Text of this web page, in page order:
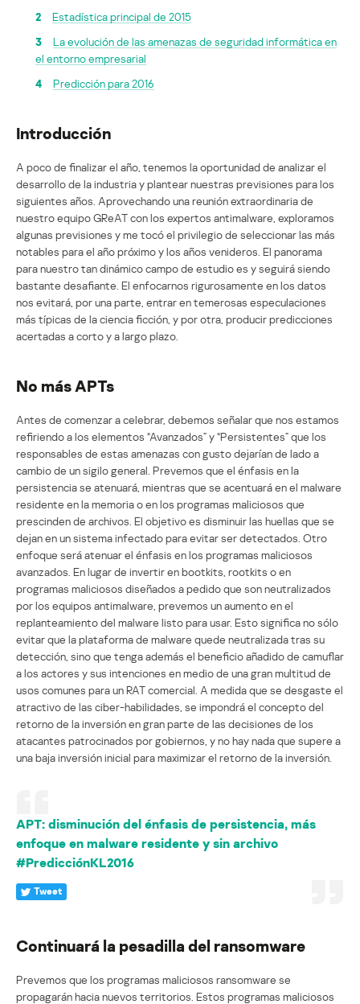
2
Estadística principal de 2015
3
La evolución de las amenazas de seguridad informática en
el entorno empresarial
4
Predicción para 2016
Introducción
A poco de finalizar el año, tenemos la oportunidad de analizar el
desarrollo de la industria y plantear nuestras previsiones para los
siguientes años. Aprovechando una reunión extraordinaria de
nuestro equipo GReAT con los expertos antimalware, exploramos
algunas previsiones y me tocó el privilegio de seleccionar las más
notables para el año próximo y los años venideros. El panorama
para nuestro tan dinámico campo de estudio es y seguirá siendo
bastante desafiante. El enfocarnos rigurosamente en los datos
nos evitará, por una parte, entrar en temerosas especulaciones
más típicas de la ciencia ficción, y por otra, producir predicciones
acertadas a corto y a largo plazo.
No más APTs
Antes de comenzar a celebrar, debemos señalar que nos estamos
refiriendo a los elementos “Avanzados” y “Persistentes” que los
responsables de estas amenazas con gusto dejarían de lado a
cambio de un sigilo general. Prevemos que el énfasis en la
persistencia se atenuará, mientras que se acentuará en el malware
residente en la memoria o en los programas maliciosos que
prescinden de archivos. El objetivo es disminuir las huellas que se
dejan en un sistema infectado para evitar ser detectados. Otro
enfoque será atenuar el énfasis en los programas maliciosos
avanzados. En lugar de invertir en bootkits, rootkits o en
programas maliciosos diseñados a pedido que son neutralizados
por los equipos antimalware, prevemos un aumento en el
replanteamiento del malware listo para usar. Esto significa no sólo
evitar que la plataforma de malware quede neutralizada tras su
detección, sino que tenga además el beneficio añadido de camuflar
a los actores y sus intenciones en medio de una gran multitud de
usos comunes para un RAT comercial. A medida que se desgaste el
atractivo de las ciber-habilidades, se impondrá el concepto del
retorno de la inversión en gran parte de las decisiones de los
atacantes patrocinados por gobiernos, y no hay nada que supere a
una baja inversión inicial para maximizar el retorno de la inversión.
APT: disminución del énfasis de persistencia, más
enfoque en malware residente y sin archivo
#PredicciónKL2016
Tweet
Continuará la pesadilla del ransomware
Prevemos que los programas maliciosos ransomware se
propagarán hacia nuevos territorios. Estos programas maliciosos